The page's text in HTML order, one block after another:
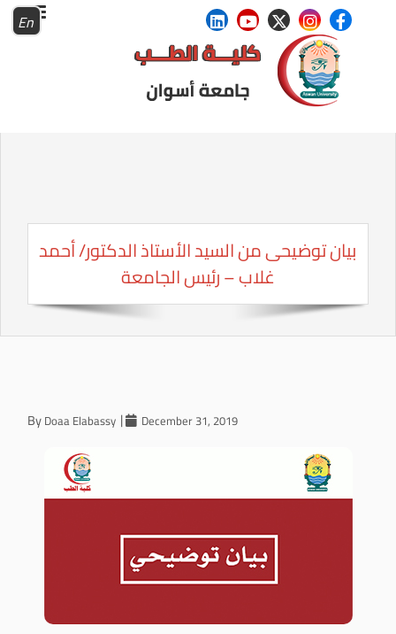
En
بيان توضيحى من السيد الأستاذ الدكتور/ أحمد
غلاب – رئيس الجامعة
ByDoaa Elabassy December 31, 2019